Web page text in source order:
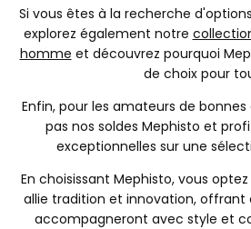
Si vous êtes à la recherche
explorez également notre
homme et découvrez pourquoi
de choix pour
Enfin, pour les amateurs de
pas nos soldes Mephisto et
exceptionnelles sur une
En choisissant Mephisto, vous
allie tradition et innovation, offrant
accompagneront avec style et